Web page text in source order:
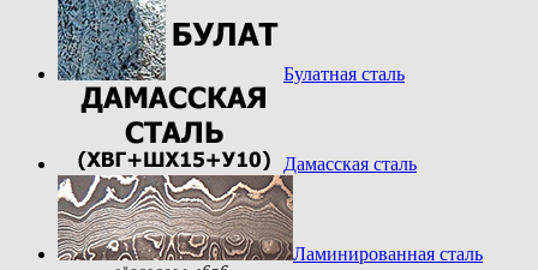
Булатная сталь
Дамасская сталь
Ламинированная сталь